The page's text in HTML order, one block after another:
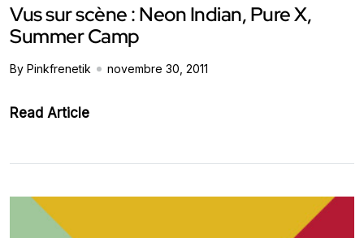
Vus sur scène : Neon Indian, Pure X,
Summer Camp
By Pinkfrenetik novembre 30, 2011
Read Article